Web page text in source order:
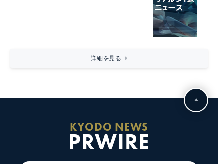
詳細を見る
KYODO NEWS
PRWIRE